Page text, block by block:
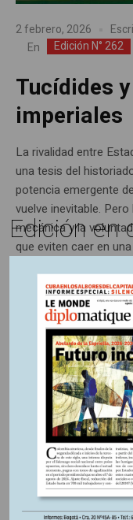
2 febrero, 2026
En Edición N° 262
Tucídides
imperiales
La rivalidad entre
una tesis del
potencia emergente
vuelve inevitable.
mecánica y la
que eviten caer en
Últimas
La época de la
5 agosto, 2026
Edición en